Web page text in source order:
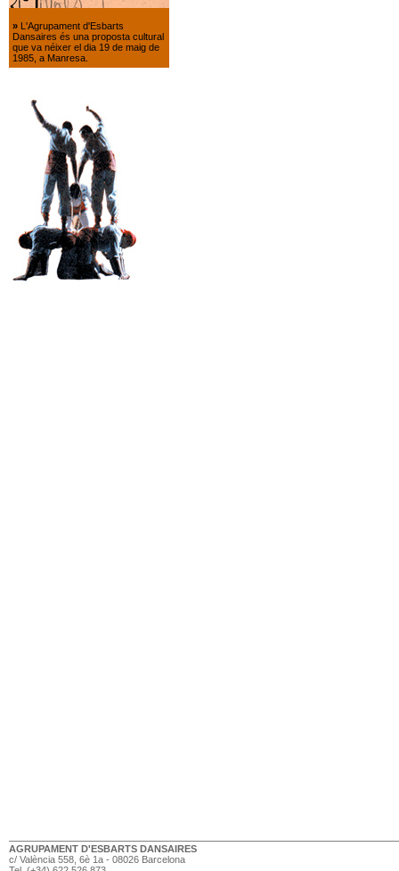
» L'Agrupament d'Esbarts
Dansaires és una proposta cultural
que va néixer el dia 19 de maig de
1985, a Manresa.
AGRUPAMENT D'ESBARTS DANSAIRES
c/ València 558, 6è 1a - 08026 Barcelona